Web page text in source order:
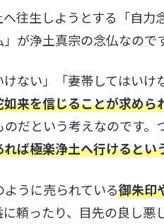
往生しようとする「自
が浄土真宗の念仏なので
ない」「妻帯してはい
来を信じることが求めら
だという考えなのです。
ば極楽浄土へ行けるとい
うに売られている御朱印
頼ったり、目先の良し